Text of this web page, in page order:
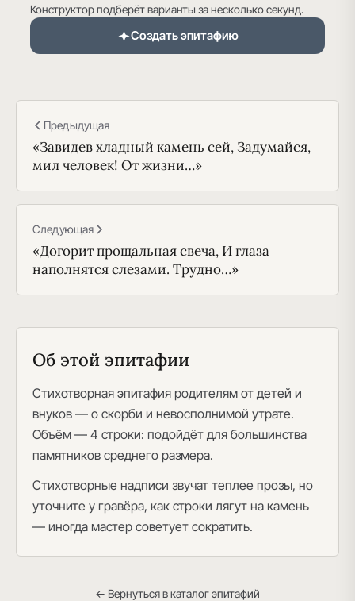
Конструктор подберёт варианты за несколько секунд.
Создать эпитафию
Предыдущая
«Завидев хладный камень сей, Задумайся,
мил человек! От жизни…»
Следующая
«Догорит прощальная свеча, И глаза
наполнятся слезами. Трудно…»
Об этой эпитафии
Стихотворная эпитафия родителям от детей и
внуков — о скорби и невосполнимой утрате.
Объём — 4 строки: подойдёт для большинства
памятников среднего размера.
Стихотворные надписи звучат теплее прозы, но
уточните у гравёра, как строки лягут на камень
— иногда мастер советует сократить.
← Вернуться в каталог эпитафий